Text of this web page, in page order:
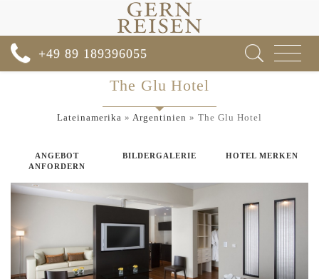
Toggle
+49 89 189396055
The Glu Hotel
Lateinamerika » Argentinien » The Glu Hotel
ANGEBOT
ANFORDERN
BILDERGALERIE HOTEL MERKEN